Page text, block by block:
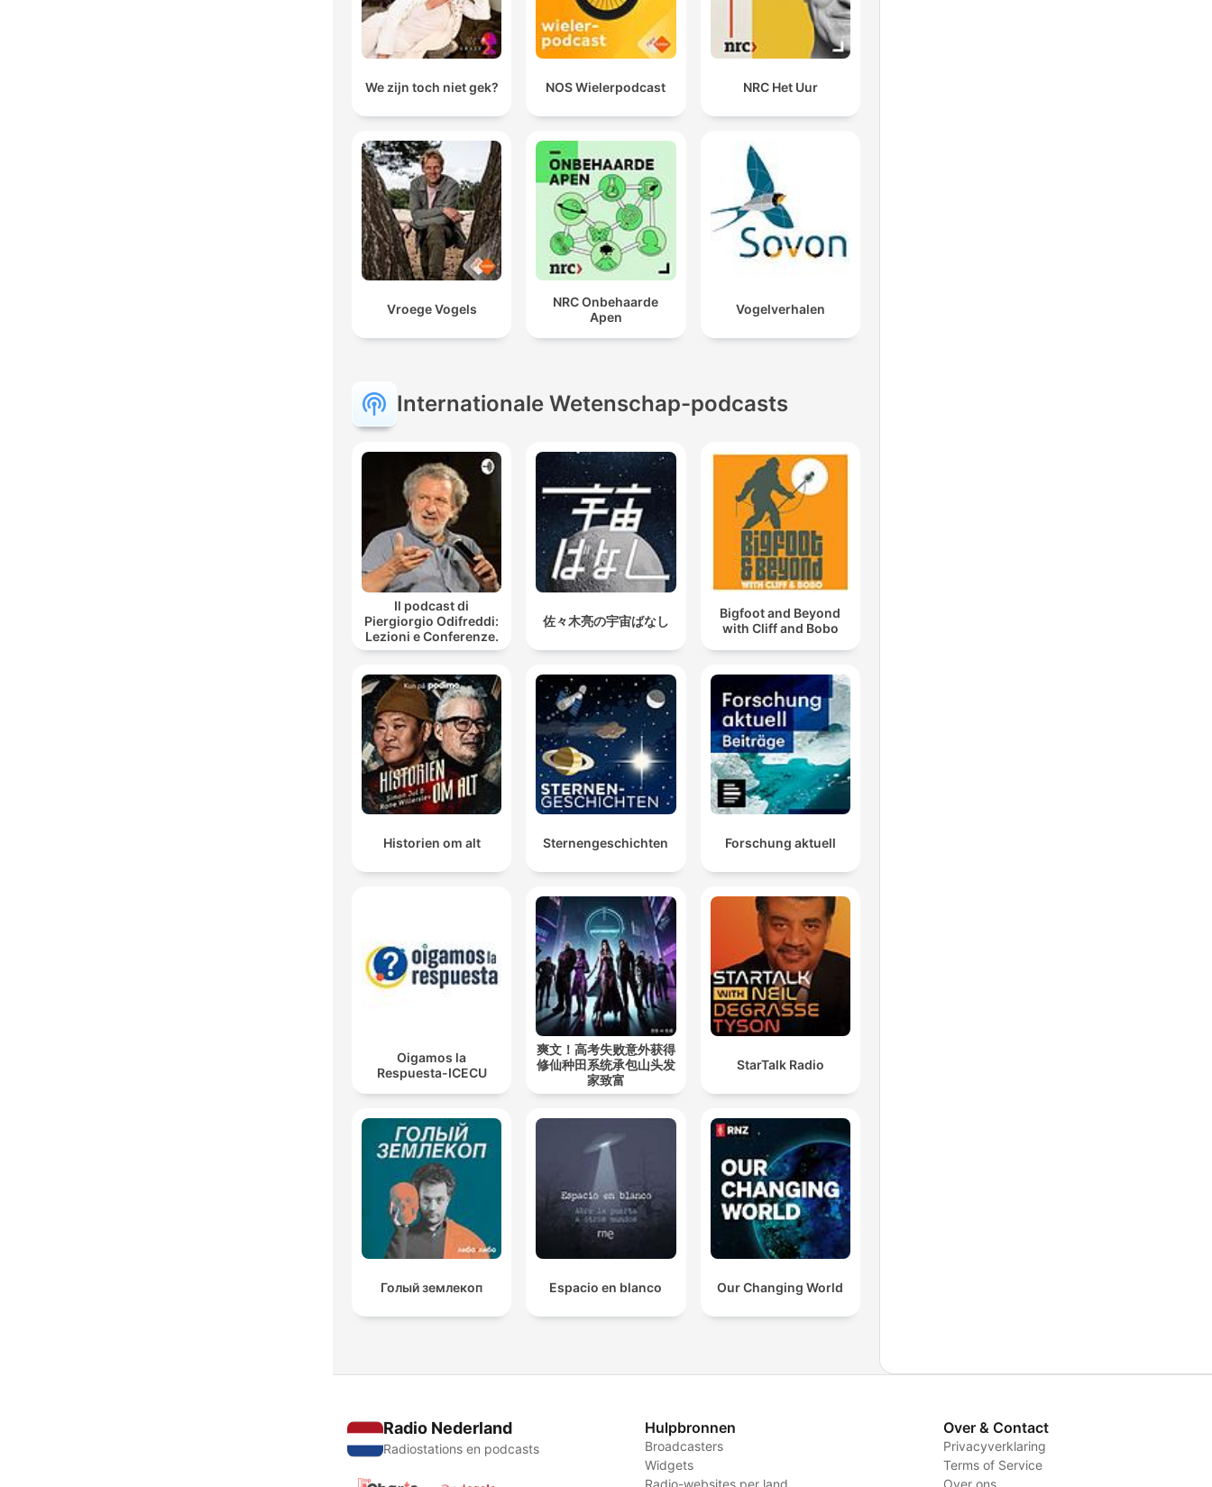
We zijn toch niet gek? NOS Wielerpodcast NRC Het Uur
Vroege Vogels
NRC Onbehaarde
Apen
Vogelverhalen
Internationale Wetenschap-podcasts
Il podcast di
Piergiorgio Odifreddi:
Lezioni e Conferenze.
佐々木亮の宇宙ばなし
Bigfoot and Beyond
with Cliff and Bobo
Historien om alt Sternengeschichten Forschung aktuell
Oigamos la
Respuesta-ICECU
爽文！高考失败意外获得
修仙种田系统承包山头发
家致富
StarTalk Radio
Голый землекоп Espacio en blanco Our Changing World
Radio Nederland
Radiostations en podcasts
Hulpbronnen
Broadcasters
Widgets
Radio-websites per land
Over & Contact
Privacyverklaring
Terms of Service
Over ons